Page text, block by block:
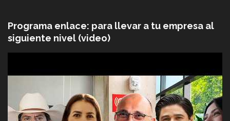
Programa enlace: para llevar a tu empresa al
siguiente nivel (video)